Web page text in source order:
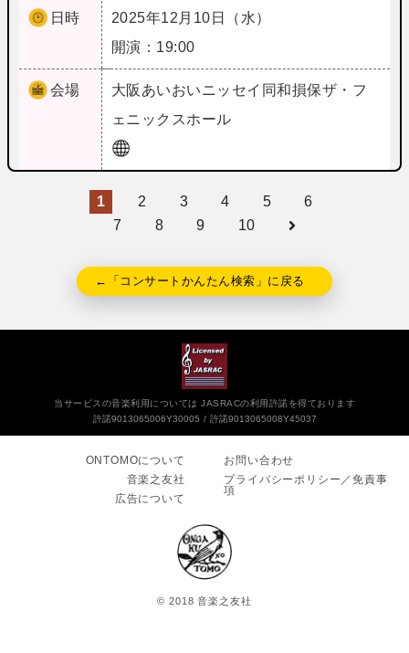
日時
2025年12月10日（水）
開演：19:00
会場 大阪 あいおいニッセイ同和損保ザ・フ
ェニックスホール
1 2 3 4 5
6
7
8 9 10
←「コンサートかんたん検索」に戻る
当サービスの音楽利用については JASRACの利用許諾を得ております
許諾9013065006Y30005
許諾9013065008Y45037
ONTOMOについて
音楽之友社
広告について
お問い合わせ
プライバシーポリシー／免責事
項
© 2018 音楽之友社